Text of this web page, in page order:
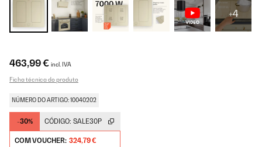
+4
463,99 € incl. IVA
Ficha técnica do produto
NÚMERO DO ARTIGO: 10040202
-30% CÓDIGO: SALE30P
COM VOUCHER: 324,79 €